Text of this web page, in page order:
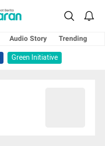
Audio Story
Trending
Green Initiative